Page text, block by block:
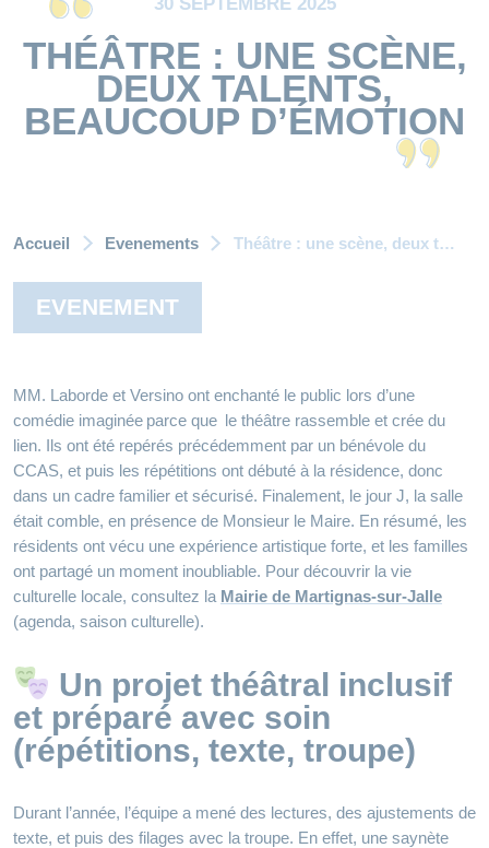
THÉÂTRE : UNE SCÈNE,
DEUX TALENTS,
BEAUCOUP D’ÉMOTION
Accueil Evenements Théâtre : une scène, deux talents, beaucoup d’émotion
EVENEMENT
MM. Laborde et Versino ont enchanté le public lors d’une
comédie imaginée parce que le théâtre rassemble et crée du
lien. Ils ont été repérés précédemment par un bénévole du
CCAS, et puis les répétitions ont débuté à la résidence, donc
dans un cadre familier et sécurisé. Finalement, le jour J, la salle
était comble, en présence de Monsieur le Maire. En résumé, les
résidents ont vécu une expérience artistique forte, et les familles
ont partagé un moment inoubliable. Pour découvrir la vie
culturelle locale, consultez la Mairie de Martignas-sur-Jalle
(agenda, saison culturelle).
Un projet théâtral inclusif
et préparé avec soin
(répétitions, texte, troupe)
Durant l’année, l’équipe a mené des lectures, des ajustements de
texte, et puis des filages avec la troupe. En effet, une saynète